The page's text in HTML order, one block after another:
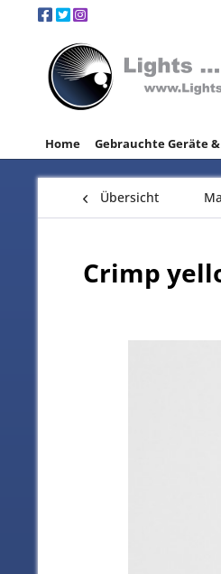
Home Gebrauchte Geräte
Übersicht
Crimp